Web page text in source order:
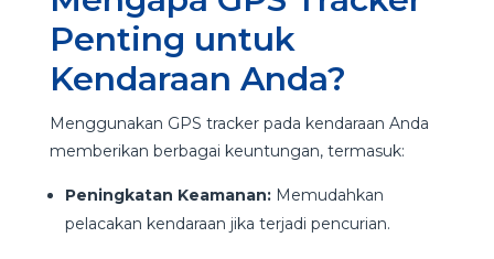
Penting untuk
Kendaraan Anda?
Menggunakan GPS tracker pada kendaraan Anda
memberikan berbagai keuntungan, termasuk:
Peningkatan Keamanan: Memudahkan
pelacakan kendaraan jika terjadi pencurian.